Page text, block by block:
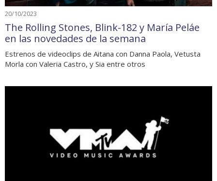
20/10/2023
The Rolling Stones, Blink-182 y María Peláe
en las novedades de la semana
Estrenos de videoclips de Aitana con Danna Paola, Vetusta
Morla con Valeria Castro, y Sia entre otros